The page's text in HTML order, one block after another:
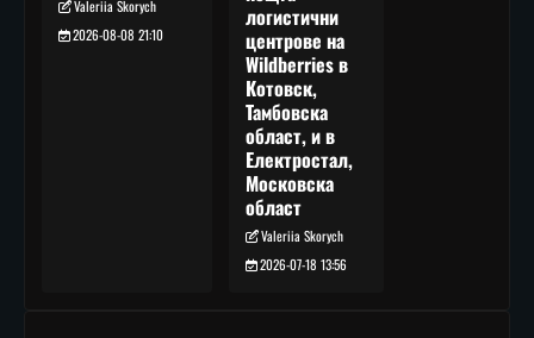
Valeriia Skorych
2026-08-08 21:10
логистични
центрове на
Wildberries в
Котовск,
Тамбовска
област, и в
Електростал,
Московска
област
Valeriia Skorych
2026-07-18 13:56